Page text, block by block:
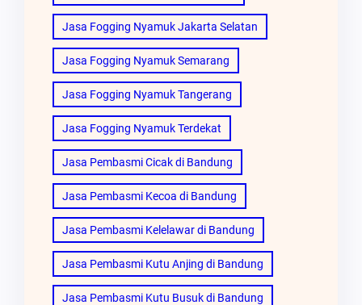
Jasa Fogging Nyamuk Jakarta Selatan
Jasa Fogging Nyamuk Semarang
Jasa Fogging Nyamuk Tangerang
Jasa Fogging Nyamuk Terdekat
Jasa Pembasmi Cicak di Bandung
Jasa Pembasmi Kecoa di Bandung
Jasa Pembasmi Kelelawar di Bandung
Jasa Pembasmi Kutu Anjing di Bandung
Jasa Pembasmi Kutu Busuk di Bandung